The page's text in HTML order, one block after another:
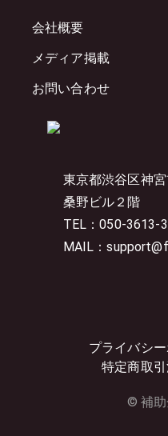
東京都渋谷区神
桑野ビル２階
TEL：050-3613-
MAIL：
プライバシ
特定商取
© 補助
会社概要
メディア掲載
お問い合わせ